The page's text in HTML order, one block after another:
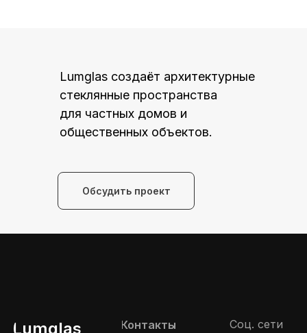
Lumglas создаёт архитектурные
стеклянные пространства
для частных домов и
общественных объектов.
Обсудить проект
Соц. сети
Lumglas Контакты